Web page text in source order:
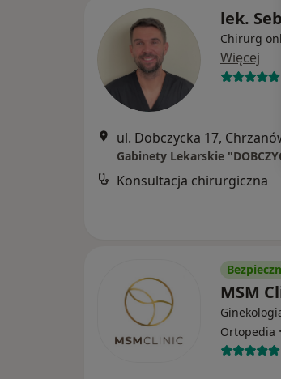
lek.
Chirurg
Więcej
ul. Dobczycka 17,
Gabinety Lekarskie
Konsultacja chirurgiczna
MSM
Ortopedia ·